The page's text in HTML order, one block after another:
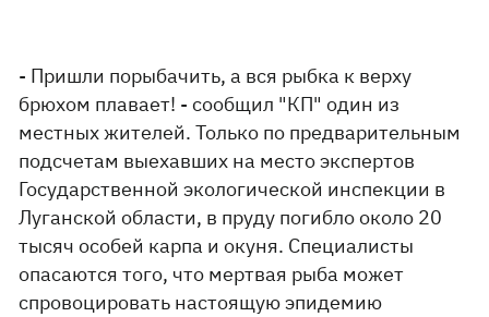
- Пришли порыбачить, а вся рыбка к верху
брюхом плавает! - сообщил "КП" один из
местных жителей. Только по предварительным
подсчетам выехавших на место экспертов
Государственной экологической инспекции в
Луганской области, в пруду погибло около 20
тысяч особей карпа и окуня. Специалисты
опасаются того, что мертвая рыба может
спровоцировать настоящую эпидемию